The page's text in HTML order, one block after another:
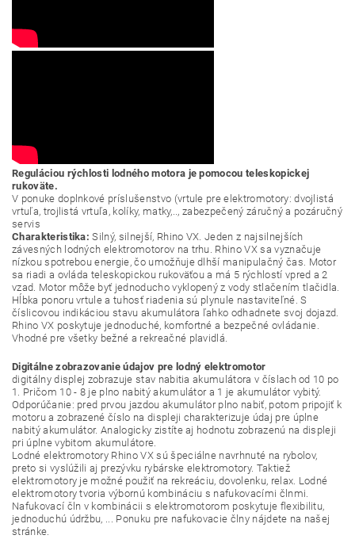
Reguláciou rýchlosti lodného motora je pomocou teleskopickej
rukoväte.
V ponuke doplnkové príslušenstvo (vrtule pre elektromotory: dvojlistá
vrtuľa, trojlistá vrtuľa, kolíky, matky,.., zabezpečený záručný a pozáručný
servis
Charakteristika: Silný, silnejší, Rhino VX. Jeden z najsilnejších
závesných lodných elektromotorov na trhu. Rhino VX sa vyznačuje
nízkou spotrebou energie, čo umožňuje dlhší manipulačný čas. Motor
sa riadi a ovláda teleskopickou rukoväťou a má 5 rýchlostí vpred a 2
vzad. Motor môže byť jednoducho vyklopený z vody stlačením tlačidla.
Hĺbka ponoru vrtule a tuhosť riadenia sú plynule nastaviteľné. S
číslicovou indikáciou stavu akumulátora ľahko odhadnete svoj dojazd.
Rhino VX poskytuje jednoduché, komfortné a bezpečné ovládanie.
Vhodné pre všetky bežné a rekreačné plavidlá.
Digitálne zobrazovanie údajov pre lodný elektromotor
digitálny displej zobrazuje stav nabitia akumulátora v číslach od 10 po
1. Pričom 10 - 8 je plno nabitý akumulátor a 1 je akumulátor vybitý.
Odporúčanie: pred prvou jazdou akumulátor plno nabiť, potom pripojiť k
motoru a zobrazené číslo na displeji charakterizuje údaj pre úplne
nabitý akumulátor. Analogicky zistíte aj hodnotu zobrazenú na displeji
pri úplne vybitom akumulátore.
Lodné elektromotory Rhino VX sú špeciálne navrhnuté na rybolov,
preto si vyslúžili aj prezývku rybárske elektromotory. Taktiež
elektromotory je možné použiť na rekreáciu, dovolenku, relax. Lodné
elektromotory tvoria výbornú kombináciu s nafukovacími člnmi.
Nafukovací čln v kombinácii s elektromotorom poskytuje flexibilitu,
jednoduchú údržbu, ... Ponuku pre nafukovacie člny nájdete na našej
stránke.